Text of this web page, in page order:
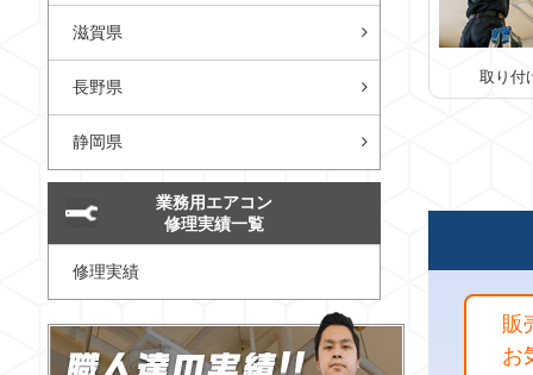
取り付
販
お
滋賀県
長野県
静岡県
業務用エアコン
修理実績一覧
修理実績